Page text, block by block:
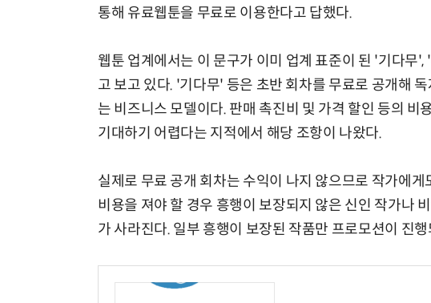
통해 유료웹툰을 무료로 이용한다고 답했다.
웹툰 업계에서는 이 문구가 이미 업계 표준이 된 '기다무
고 보고 있다. '기다무' 등은 초반 회차를 무료로 공개해
는 비즈니스 모델이다. 판매 촉진비 및 가격 할인 등의
기대하기 어렵다는 지적에서 해당 조항이 나왔다.
실제로 무료 공개 회차는 수익이 나지 않으므로 작가에
비용을 져야 할 경우 흥행이 보장되지 않은 신인 작가나
가 사라진다. 일부 흥행이 보장된 작품만 프로모션이 진